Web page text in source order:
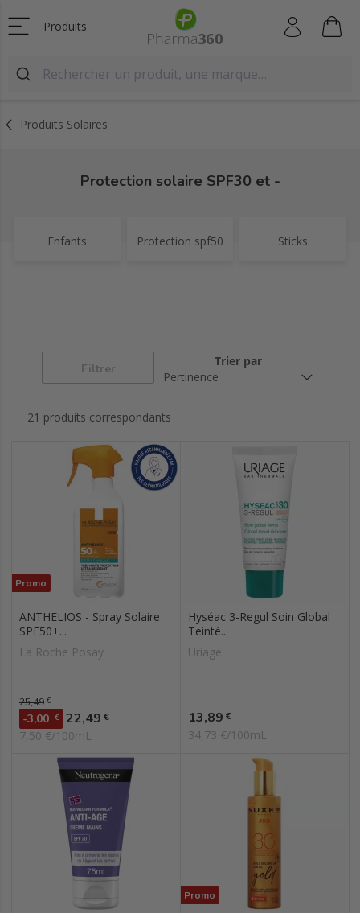
Produits
Produits Solaires
Protection solaire SPF30 et -
Enfants Protection spf50 Sticks
Filtrer
Trier par
21 produits correspondants
Promo
ANTHELIOS - Spray Solaire
SPF50+...
La Roche Posay
Prix de base
25,49 €
-3,00 € Prix
22,49 €
7,50 €/100mL
Hyséac 3-Regul Soin Global
Teinté...
Uriage
Prix
13,89 €
34,73 €/100mL
Promo